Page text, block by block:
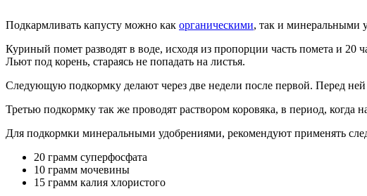
Подкармливать капусту можно как органическими, так и минеральными
Куриный помет разводят в воде, исходя из пропорции часть помета и 20
Льют под корень, стараясь не попадать на листья.
Следующую подкормку делают через две недели после первой. Перед ней
Третью подкормку так же проводят раствором коровяка, в период, когда
Для подкормки минеральными удобрениями, рекомендуют применять
20 грамм суперфосфата
10 грамм мочевины
15 грамм калия хлористого